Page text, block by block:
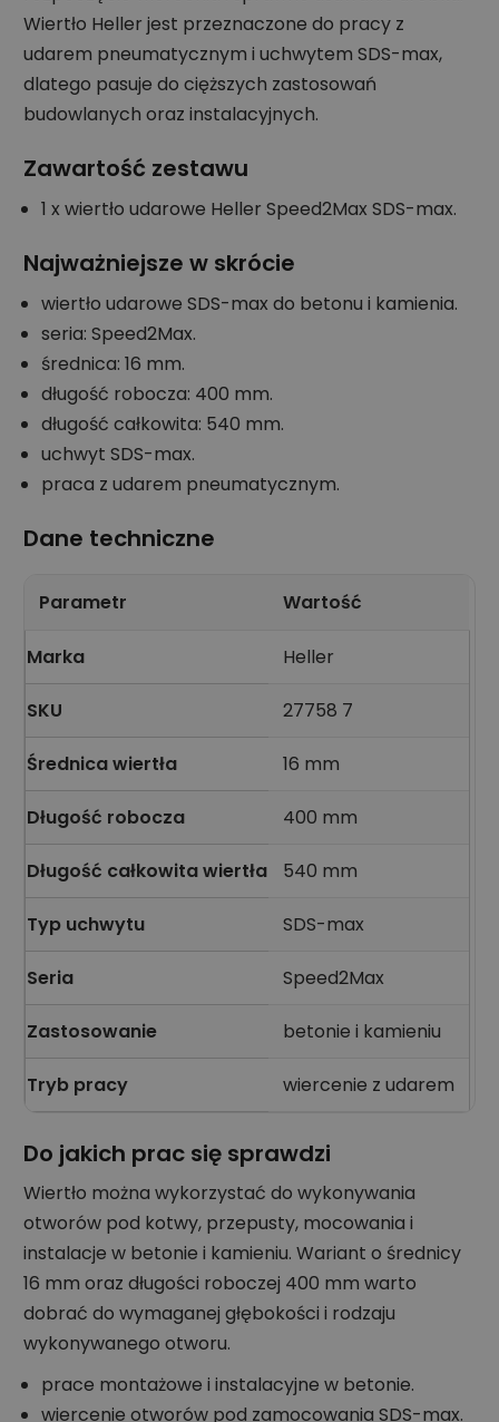
Wiertło Heller jest przeznaczone do pracy z
udarem pneumatycznym i uchwytem SDS-max,
dlatego pasuje do cięższych zastosowań
budowlanych oraz instalacyjnych.
Zawartość zestawu
1 x wiertło udarowe Heller Speed2Max SDS-max.
Najważniejsze w skrócie
wiertło udarowe SDS-max do betonu i kamienia.
seria: Speed2Max.
średnica: 16 mm.
długość robocza: 400 mm.
długość całkowita: 540 mm.
uchwyt SDS-max.
praca z udarem pneumatycznym.
Dane techniczne
Parametr Wartość
Marka Heller
SKU 27758 7
Średnica wiertła 16 mm
Długość robocza 400 mm
Długość całkowita wiertła 540 mm
Typ uchwytu SDS-max
Seria Speed2Max
Zastosowanie betonie i kamieniu
Tryb pracy wiercenie z udarem
Do jakich prac się sprawdzi
Wiertło można wykorzystać do wykonywania
otworów pod kotwy, przepusty, mocowania i
instalacje w betonie i kamieniu. Wariant o średnicy
16 mm oraz długości roboczej 400 mm warto
dobrać do wymaganej głębokości i rodzaju
wykonywanego otworu.
prace montażowe i instalacyjne w betonie.
wiercenie otworów pod zamocowania SDS-max.